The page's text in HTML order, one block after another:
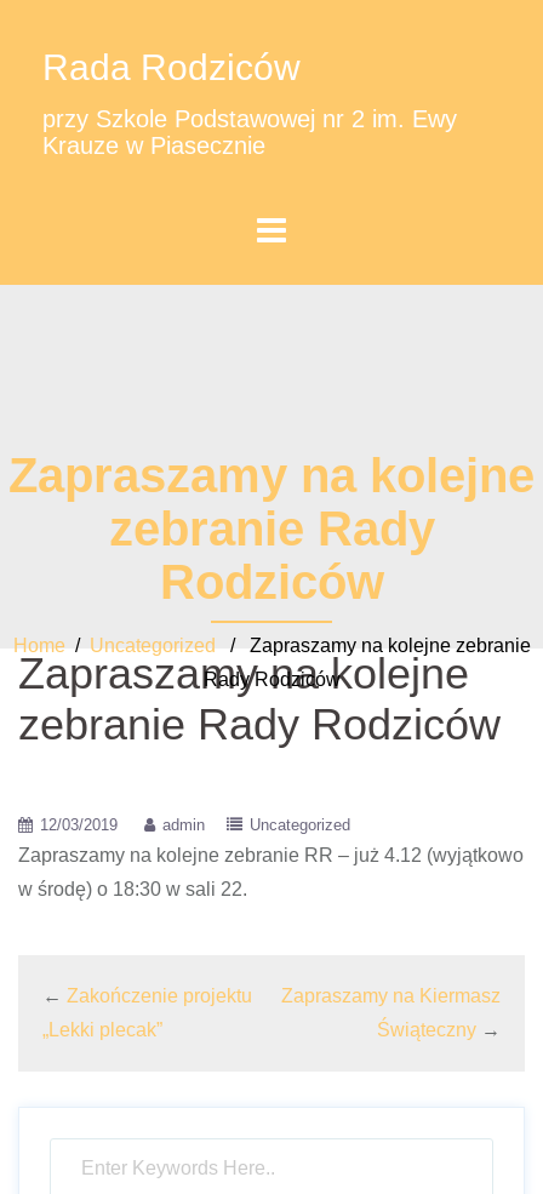
Rada Rodziców
przy Szkole Podstawowej nr 2 im. Ewy
Krauze w Piasecznie
Zapraszamy na kolejne
zebranie Rady
Rodziców
Home/ Uncategorized / Zapraszamy na kolejne zebranie
Rady Rodziców
Zapraszamy na kolejne
zebranie Rady Rodziców
12/03/2019 admin Uncategorized
Zapraszamy na kolejne zebranie RR – już 4.12 (wyjątkowo
w środę) o 18:30 w sali 22.
← Zakończenie projektu
„Lekki plecak”
Zapraszamy na Kiermasz
Świąteczny →